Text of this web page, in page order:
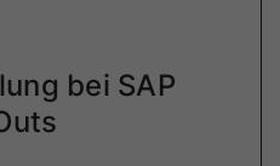
bei SAP